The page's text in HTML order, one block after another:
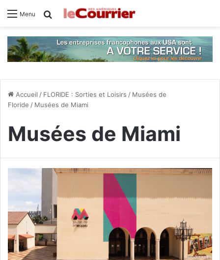
Menu Rechercher
Accueil / FLORIDE : Sorties et Loisirs / Musées de
Floride / Musées de Miami
Musées de Miami